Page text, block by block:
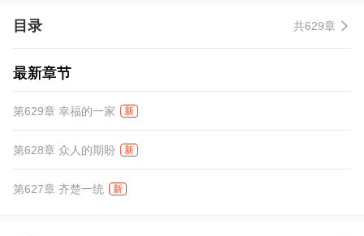
目录 共629章
最新章节
第629章 幸福的一家 新
第628章 众人的期盼 新
第627章 齐楚一统 新